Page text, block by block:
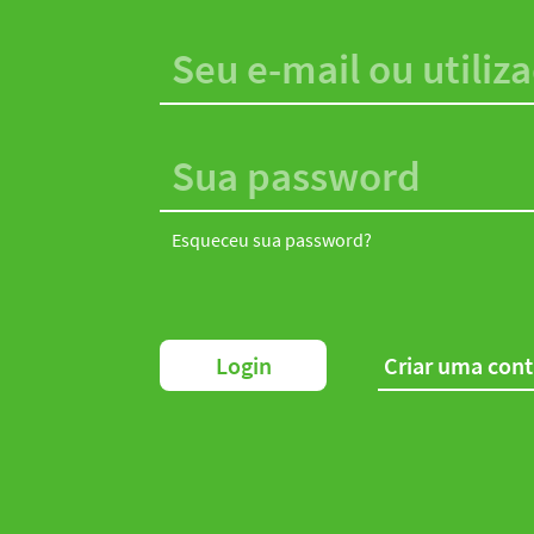
Esqueceu sua password?
Login Criar uma